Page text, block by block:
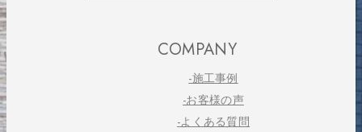
COMPANY
-施工事例
-お客様の声
-よくある質問